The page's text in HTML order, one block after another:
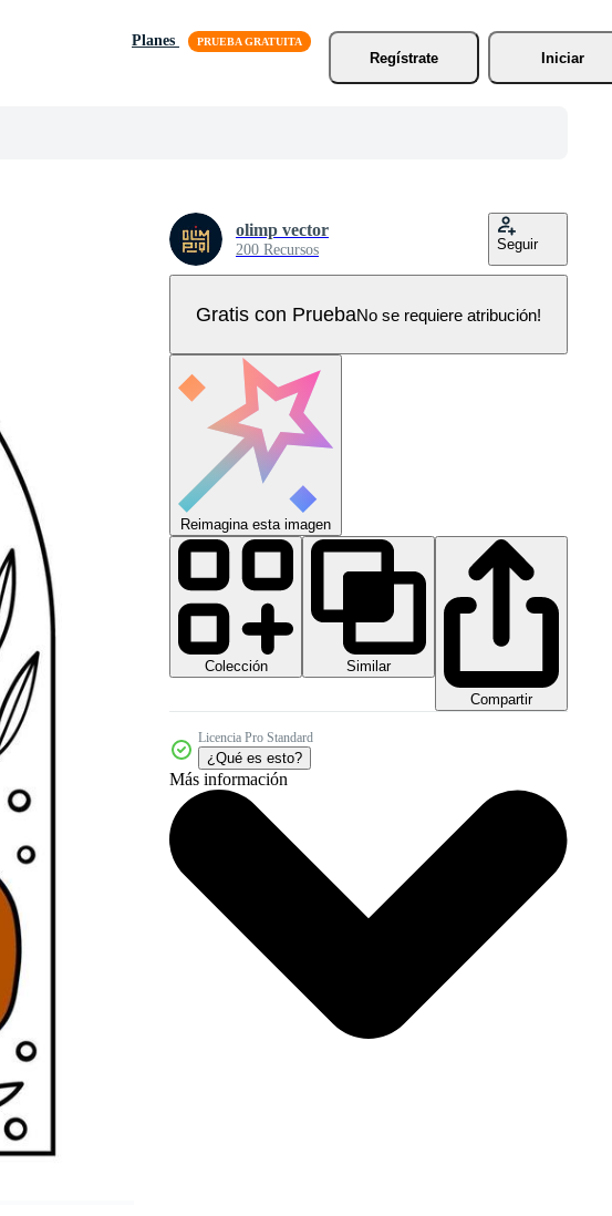
Planes
Regístrate
Iniciar
olimp vector
200 Recursos Seguir
Gratis con PruebaNo se requiere atribución!
Reimagina esta imagen
Colección
Similar
Compartir
Licencia Pro Standard
¿Qué es esto?
Más información